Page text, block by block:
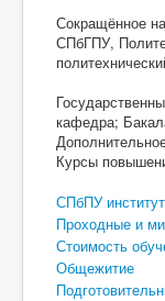
Сокращённое
СПбГПУ,
кафедра;
Курсы
СПбПУ
Проходные и
Стоимость
Общежитие